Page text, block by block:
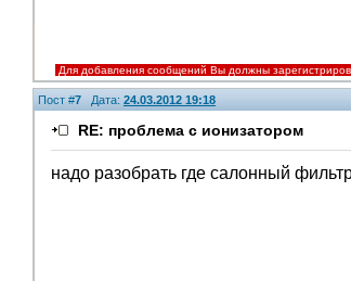
Для добавления сообщений Вы должны
Пост #7 Дата: 24.03.2012 19:18
RE: проблема с ионизатором
надо разобрать где салонный